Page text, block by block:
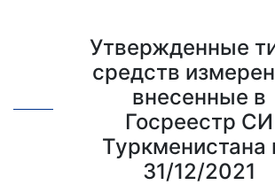
Утвержденные
средств
внесенные в
Госреестр СИ
Туркменистана
31/12/2021